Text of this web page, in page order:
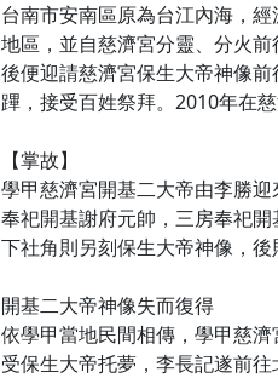
台南市安南區原為台江內海，
地區，並自慈濟宮分靈、分火
後便迎請慈濟宮保生大帝神像
蹕，接受百姓祭拜。2010年在
【掌故】
學甲慈濟宮開基二大帝由李勝
奉祀開基謝府元帥，三房奉祀
下社角則另刻保生大帝神像，
開基二大帝神像失而復得
依學甲當地民間相傳，學甲慈
受保生大帝托夢，李長記遂前